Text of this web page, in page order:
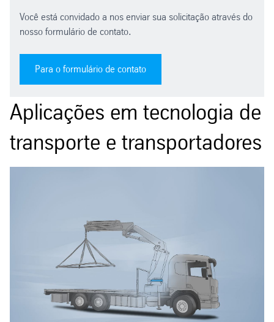
Você está convidado a nos enviar sua solicitação através do
nosso formulário de contato.
Para o formulário de contato
Aplicações em tecnologia de
transporte e transportadores